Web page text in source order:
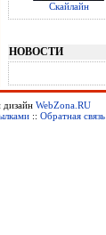
Скайлайн
НОВОСТИ
WebZona.RU
:: Обратная связь